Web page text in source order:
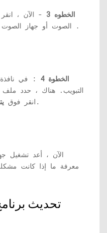
الخطوه 3
- الآن ،
الصوت أو جهاز .
الخطوة 4 : في
التبويب. هناك ، حدد ملف
انقر فوق لإجراء التغييرات.
الآن ، أعد تشغيل
معرفة ما إذا كانت